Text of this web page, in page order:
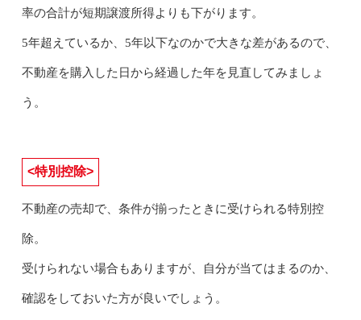
率の合計が短期譲渡所得よりも下がります。
5年超えているか、5年以下なのかで大きな差があるので、
不動産を購入した日から経過した年を見直してみましょ
う。
<特別控除>
不動産の売却で、条件が揃ったときに受けられる特別控
除。
受けられない場合もありますが、自分が当てはまるのか、
確認をしておいた方が良いでしょう。